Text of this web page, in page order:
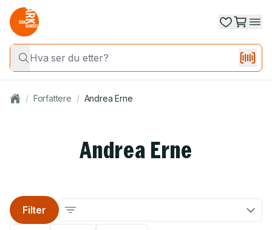
/ Forfattere / Andrea Erne
Andrea Erne
Filter